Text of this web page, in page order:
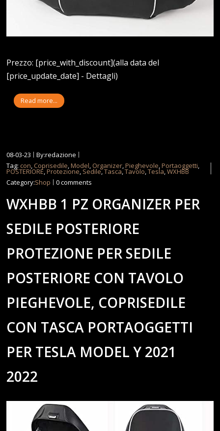
Prezzo: [price_with_discount](alla data del
[price_update_date] - Dettagli)
Read more...
08-03-23
By:redazione
Tag: con, Coprisedile,Model, Organizer,Pieghevole,Portaoggetti,
POSTERIORE,Protezione, Sedile,Tasca,Tavolo,Tesla,WXHBB
Category:Shop 0 comments
WXHBB 1 PZ ORGANIZER PER
SEDILE POSTERIORE
PROTEZIONE PER SEDILE
POSTERIORE CON TAVOLO
PIEGHEVOLE, COPRISEDILE
CON TASCA PORTAOGGETTI
PER TESLA MODEL Y 2021
2022